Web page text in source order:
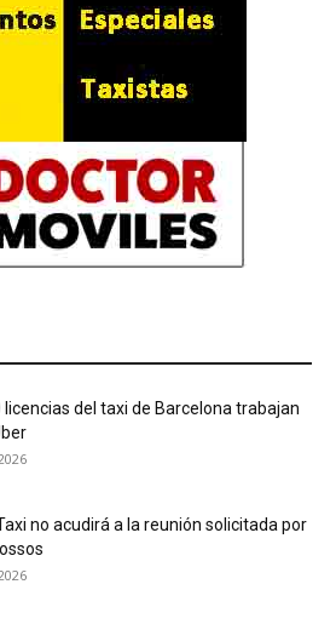
licencias del taxi de Barcelona trabajan
no acudirá a la reunión solicitada por